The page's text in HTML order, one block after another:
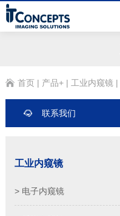
首页| 产品+| 工业内窥镜|
联系我们
工业内窥镜
> 电子内窥镜